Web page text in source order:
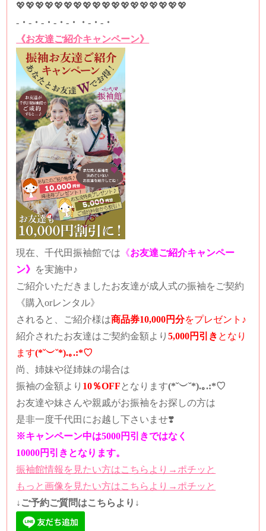
💖💖💖💖💖💖💖💖💖💖💖💖💖💖💖💖💖💖
-・-・-・-・-・・-・-・
《お友達ご紹介キャンペーン》
現在、千代田振袖館では 《お友達ご紹介キャンペー
ン》 を実施中♪
ご紹介いただきましたお友達が成人式の振袖をご契約
《購入orレンタル》
されると、
ご紹介様は商品券10,000円分をプレゼント♪
紹介されたお友達はご契約金額より5,000円引き となり
ます(*˘︶˘*).｡.:*♡
尚、姉妹や従姉妹の場合は
振袖の金額より 10％OFF となります(*˘︶˘*).｡.:*♡
お友達や妹さんや親戚がお振袖をお探しの方は
是非一度千代田にお越し下さいませ❣️
※キャンペーン中は5000円引きではなく
10000円引きとなります。
振袖館情報を見たい方はこちらより→ポチッと
もっと画像を見たい方はこちらより→ポチッと
↓ご予約ご質問はこちらより↓